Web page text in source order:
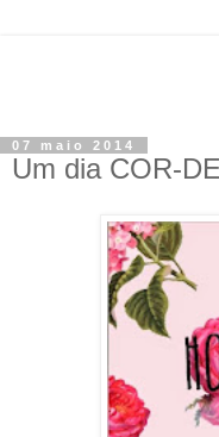
07 maio 2014
Um dia COR-